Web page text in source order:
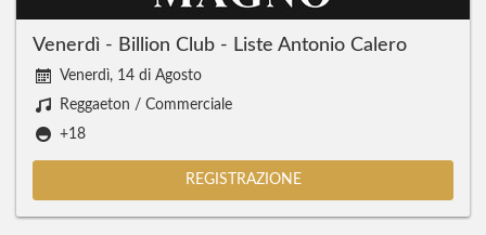
Venerdì - Billion Club - Liste Antonio Calero
Venerdì, 14 di Agosto
Reggaeton / Commerciale
+18
REGISTRAZIONE